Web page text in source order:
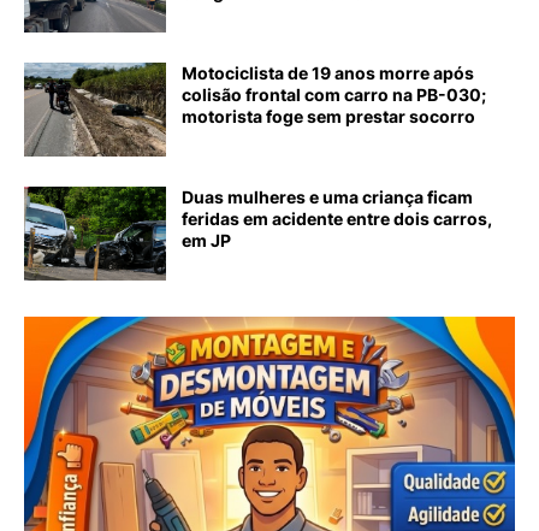
Motociclista de 19 anos morre após
colisão frontal com carro na PB-030;
motorista foge sem prestar socorro
Duas mulheres e uma criança ficam
feridas em acidente entre dois carros,
em JP